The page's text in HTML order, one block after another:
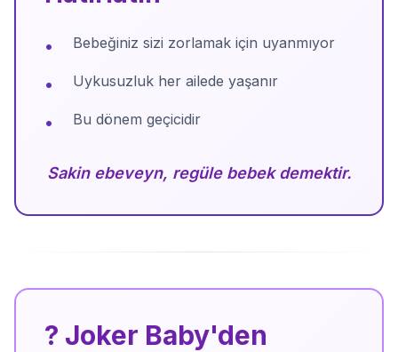
• Bebeğiniz sizi zorlamak için uyanmıyor
• Uykusuzluk her ailede yaşanır
• Bu dönem geçicidir
Sakin ebeveyn, regüle bebek demektir.
? Joker Baby'den